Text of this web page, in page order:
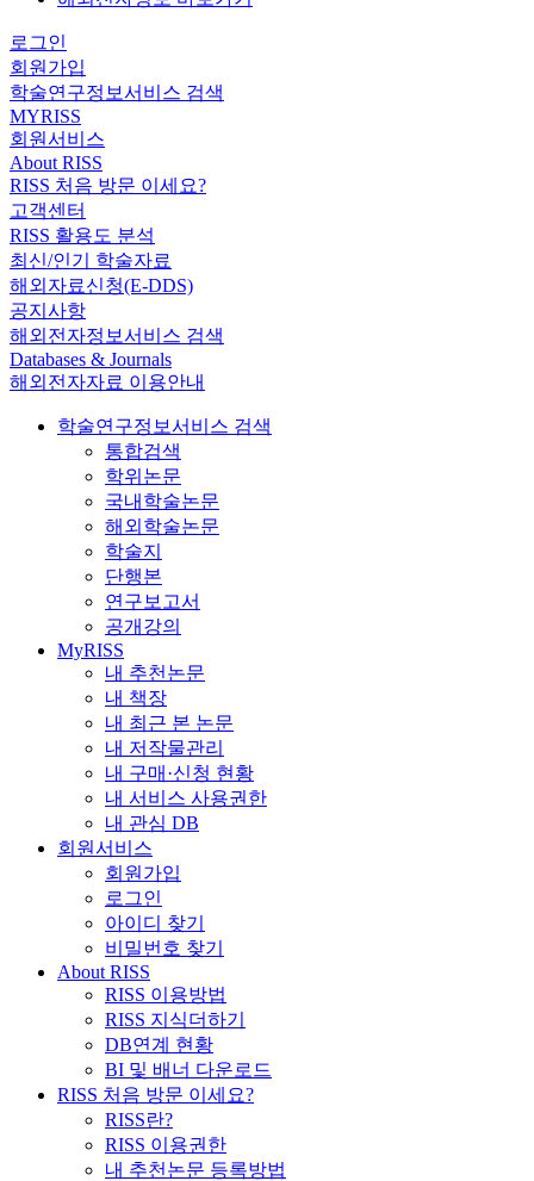
로그인
회원가입
학술연구정보서비스 검색
MYRISS
회원서비스
About RISS
RISS 처음 방문 이세요?
고객센터
RISS 활용도 분석
최신/인기 학술자료
해외자료신청(E-DDS)
공지사항
해외전자정보서비스 검색
Databases & Journals
해외전자자료 이용안내
학술연구정보서비스 검색
통합검색
학위논문
국내학술논문
해외학술논문
학술지
단행본
연구보고서
공개강의
MyRISS
내 추천논문
내 책장
내 최근 본 논문
내 저작물관리
내 구매·신청 현황
내 서비스 사용권한
내 관심 DB
회원서비스
회원가입
로그인
아이디 찾기
비밀번호 찾기
About RISS
RISS 이용방법
RISS 지식더하기
DB연계 현황
BI 및 배너 다운로드
RISS 처음 방문 이세요?
RISS란?
RISS 이용권한
내 추천논문 등록방법